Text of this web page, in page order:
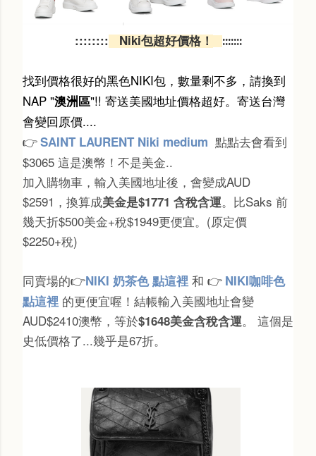
::::::::Niki包超好價格！ :::::::
找到價格很好的黑色NIKI包，數量剩不多，請換到
NAP "澳洲區"!! 寄送美國地址價格超好。寄送台灣
會變回原價....
👉 SAINT LAURENT Niki medium 點點去會看到
$3065 這是澳幣！不是美金..
加入購物車，輸入美國地址後，會變成AUD
$2591，換算成美金是$1771 含稅含運。比Saks 前
幾天折$500美金+稅$1949更便宜。(原定價
$2250+稅)
同賣場的👉NIKI 奶茶色 點這裡 和 👉 NIKI咖啡色
點這裡 的更便宜喔！結帳輸入美國地址會變
AUD$2410澳幣，等於$1648美金含稅含運。 這個是
史低價格了...幾乎是67折。